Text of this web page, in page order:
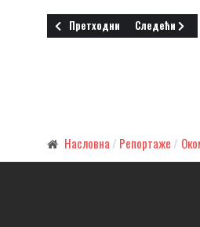
Претходни чланак:
Претходни Следећи
Следећи
Насловна Репортаже